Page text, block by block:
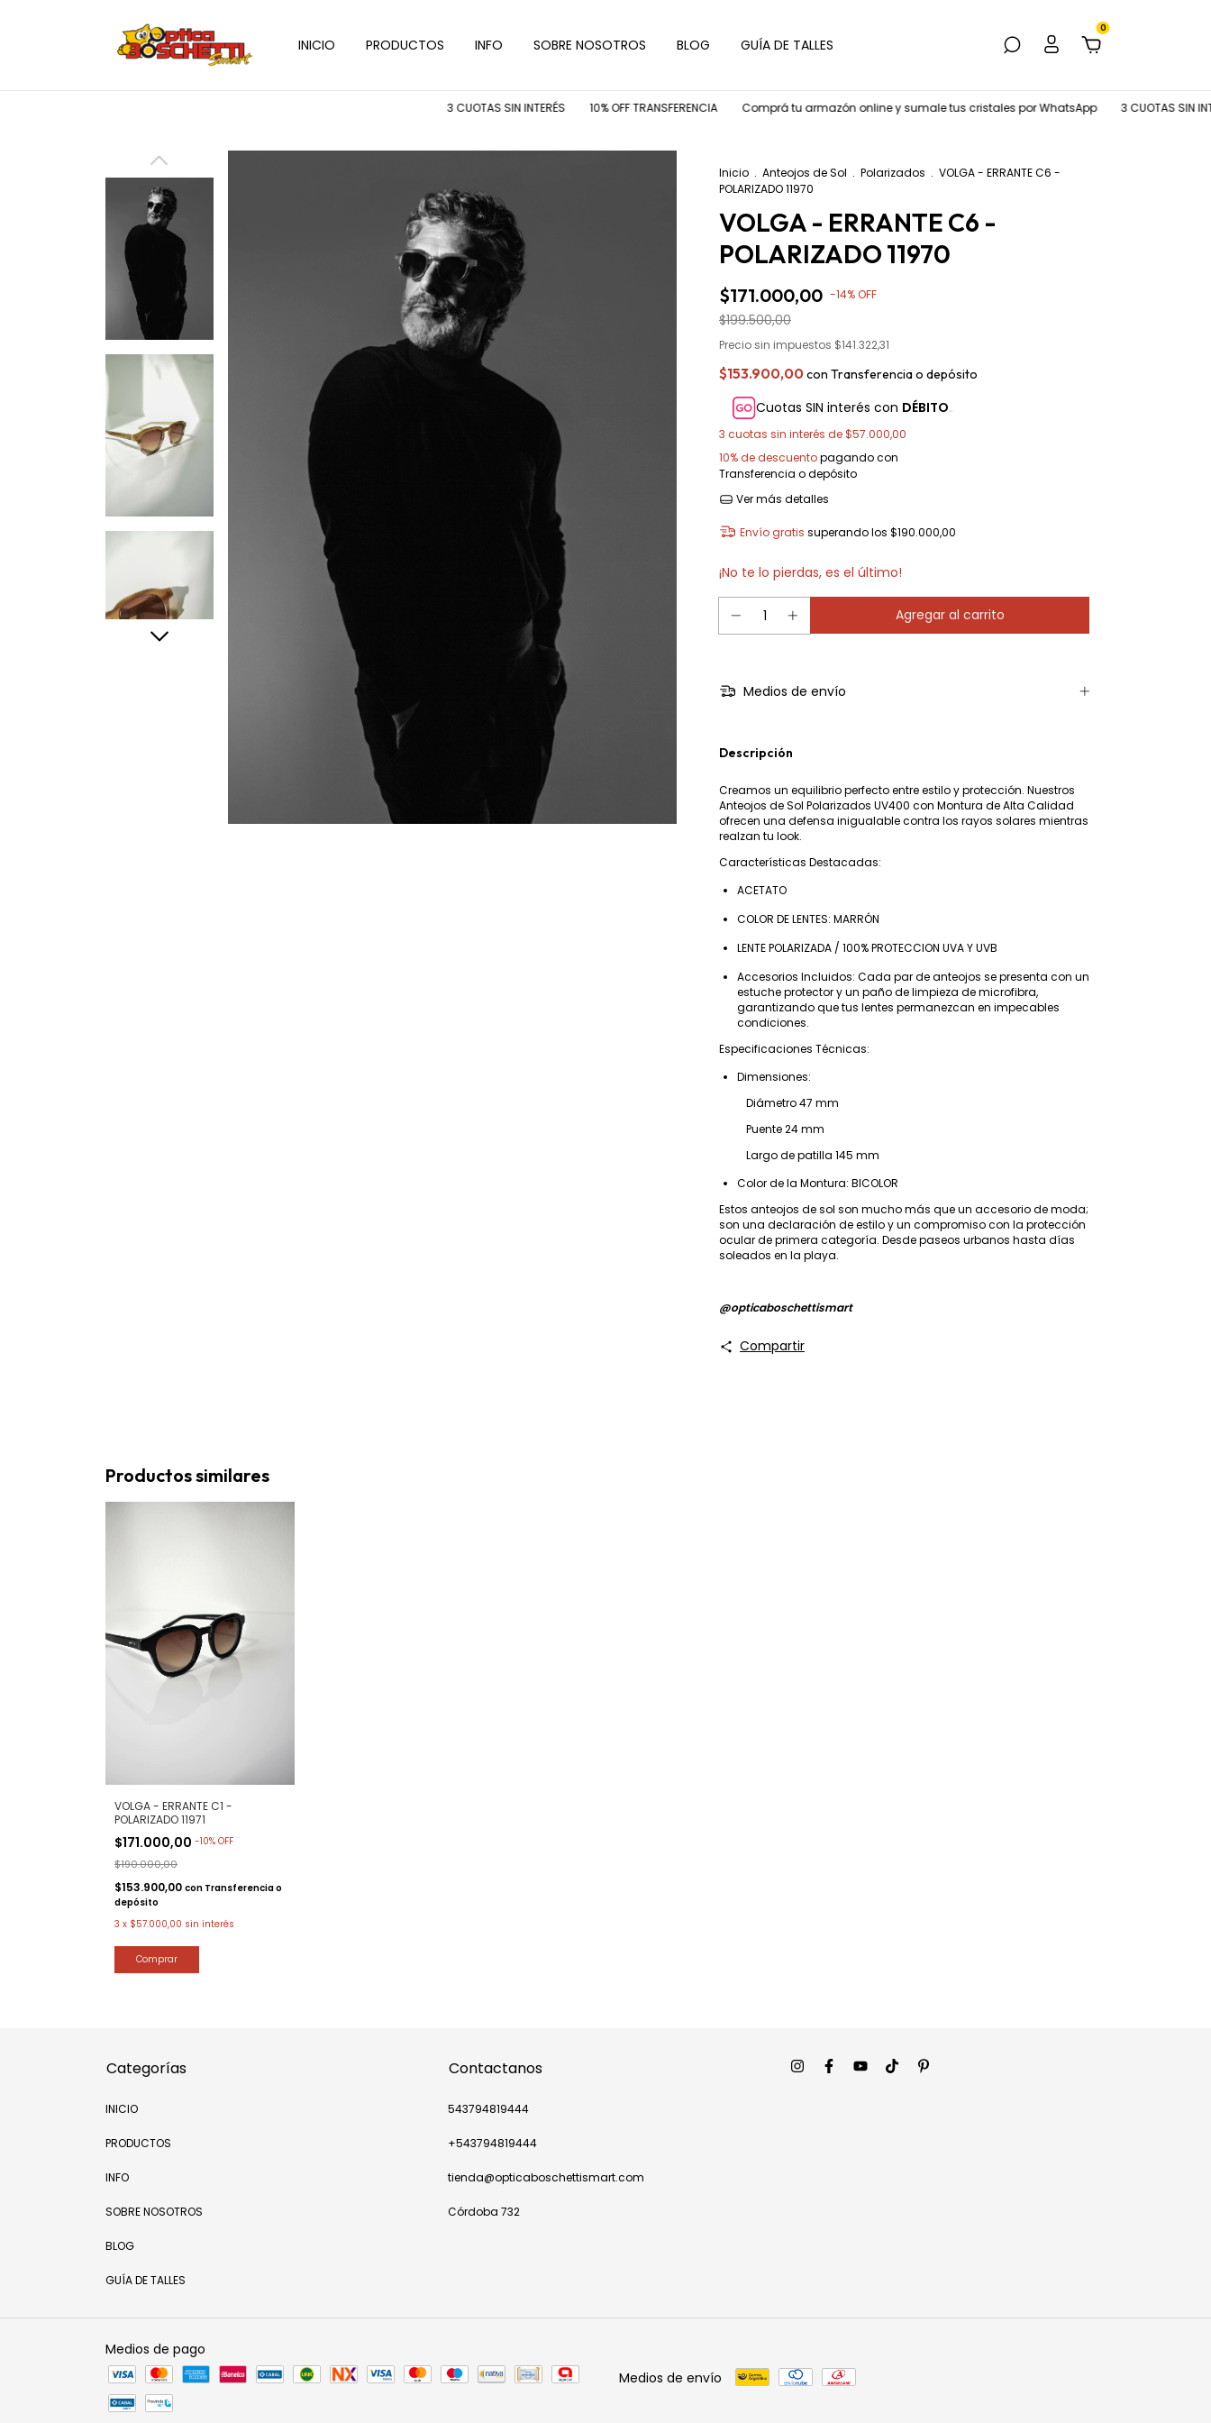
INICIO PRODUCTOS INFO SOBRE NOSOTROS BLOG GUÍA DE TALLES
0
3 CUOTAS SIN INTERÉS 10% OFF TRANSFERENCIA Comprá tu armazón online y sumale tus cristales por WhatsApp 3 CUOTAS SIN INTERÉS
Inicio . Anteojos de Sol . Polarizados . VOLGA - ERRANTE C6 -
POLARIZADO 11970
VOLGA - ERRANTE C6 -
POLARIZADO 11970
$171.000,00 -14%OFF
$199.500,00
Precio sin impuestos $141.322,31
$153.900,00con Transferencia o depósito
Cuotas SIN interés con DÉBITO
3 cuotas sin interés de$57.000,00
10% de descuentopagando con
Transferencia o depósito
Ver más detalles
Envío gratis superando los $190.000,00
¡No te lo pierdas, es el último!
Medios de envío
Descripción
Creamos un equilibrio perfecto entre estilo y protección. Nuestros
Anteojos de Sol Polarizados UV400 con Montura de Alta Calidad
ofrecen una defensa inigualable contra los rayos solares mientras
realzan tu look.
Características Destacadas:
ACETATO
COLOR DE LENTES: MARRÓN
LENTE POLARIZADA / 100% PROTECCION UVA Y UVB
Accesorios Incluidos: Cada par de anteojos se presenta con un
estuche protector y un paño de limpieza de microfibra,
garantizando que tus lentes permanezcan en impecables
condiciones.
Especificaciones Técnicas:
Dimensiones:
Diámetro 47 mm
Puente 24 mm
Largo de patilla 145 mm
Color de la Montura: BICOLOR
Estos anteojos de sol son mucho más que un accesorio de moda;
son una declaración de estilo y un compromiso con la protección
ocular de primera categoría. Desde paseos urbanos hasta días
soleados en la playa.
@opticaboschettismart
Compartir
Productos similares
VOLGA - ERRANTE C1 -
POLARIZADO 11971
$171.000,00 -10% OFF
$190.000,00
$153.900,00 con Transferencia o
depósito
3 x $57.000,00 sin interés
Categorías
INICIO
PRODUCTOS
INFO
SOBRE NOSOTROS
BLOG
GUÍA DE TALLES
Contactanos
543794819444
+543794819444
tienda@opticaboschettismart.com
Córdoba 732
Medios de pago
Medios de envío